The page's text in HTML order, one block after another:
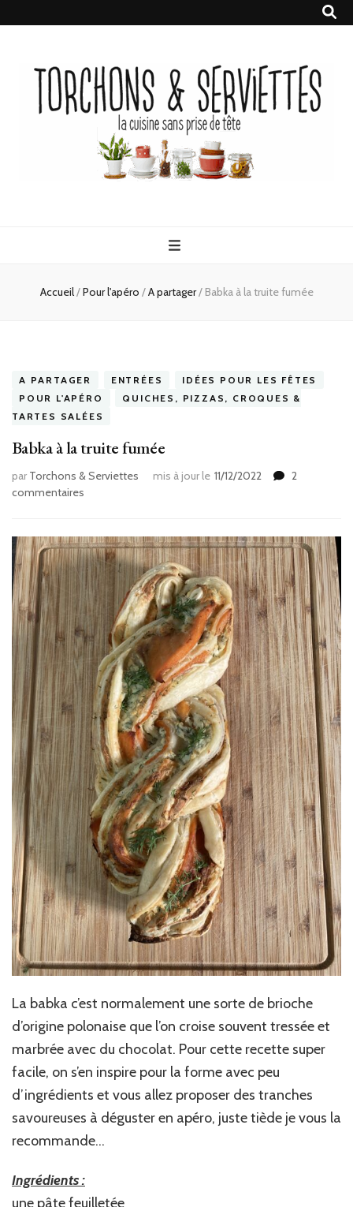
Serviettes
Accueil/Pour l'apéro /A partager/ Babka à la truite fumée
A PARTAGER ENTRÉES
IDÉES POUR LES FÊTES
POUR L'APÉRO
QUICHES, PIZZAS, CROQUES &
TARTES SALÉES
Babka à la truite fumée
par Torchons & Serviettes mis à jour le 11/12/2022
2
commentaires
la
truite
fumée
La babka c’est normalement une sorte de brioche
d’origine polonaise que l’on croise souvent tressée et
marbrée avec du chocolat. Pour cette recette super
facile, on s’en inspire pour la forme avec peu
d’ingrédients et vous allez proposer des tranches
savoureuses à déguster en apéro, juste tiède je vous la
recommande…
Ingrédients :
une pâte feuilletée